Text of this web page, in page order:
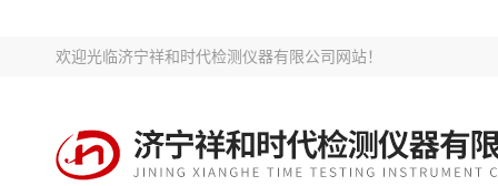
欢迎光临济宁祥和时代检测仪器有限公司网站！